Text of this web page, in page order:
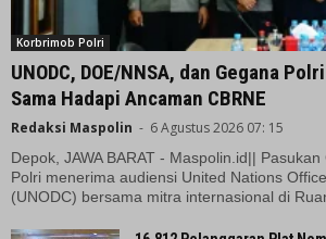
Korbrimob Polri
UNODC, DOE/NNSA, dan Gegana
Sama Hadapi Ancaman CBRNE
Redaksi Maspolin - 6 Agustus 2026 07: 15
Depok, JAWA BARAT - Maspolin.id||
Polri menerima audiensi United Nations
(UNODC) bersama mitra internasional di